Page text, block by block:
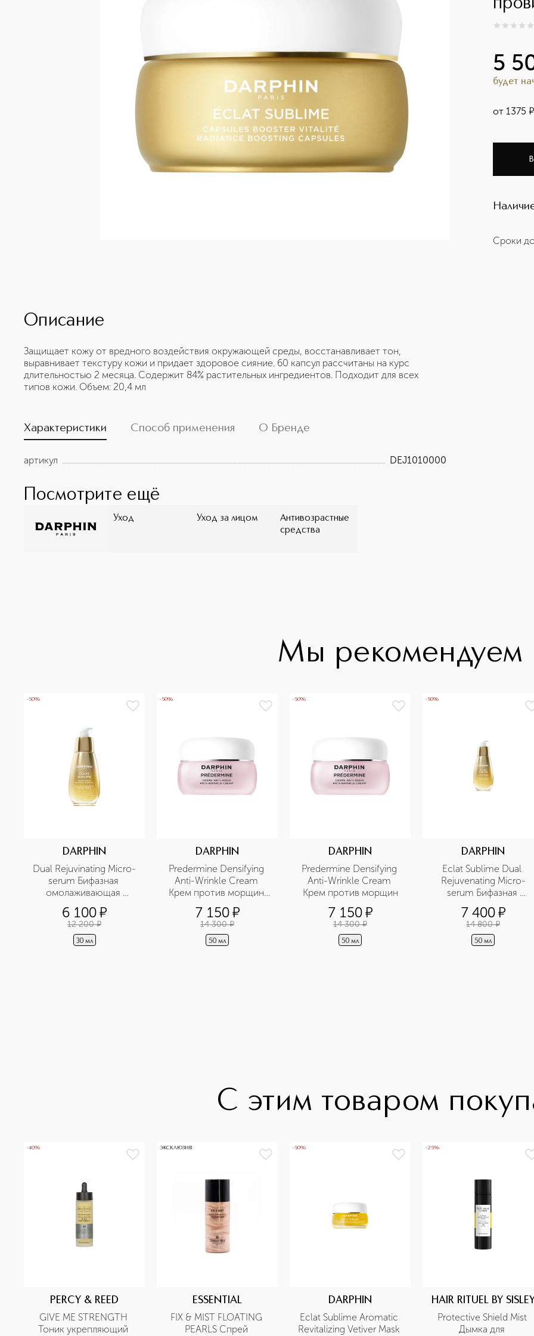
0из 0
5
будет
от 1375
Сроки
Описание
Защищает кожу от вредного воздействия окружающей среды, восстанавливает тон,
выравнивает текстуру кожи и придает здоровое сияние. 60 капсул рассчитаны на курс
длительностью 2 месяца. Содержит 84% растительных ингредиентов. Подходит для всех
типов кожи. Объем: 20,4 мл
Характеристики Способ применения О Бренде
артикул DEJ1010000
Посмотрите ещё
Уход Уход за лицом
Антивозрастные
средства
Мы рекомендуем
-50%
DARPHIN
Dual Rejuvinating Micro-
serum Бифазная
омолаживающая
сыворотка
6 100¤
12 200 ¤
30 мл
-50%
DARPHIN
Predermine Densifying
Anti-Wrinkle Cream
Крем против морщин
укрепляющий для сухой
кожи
7 150¤
14 300 ¤
50 мл
-50%
DARPHIN
Predermine Densifying
Anti-Wrinkle Cream
Крем против морщин
7 150¤
14 300 ¤
50 мл
-50%
DARPHIN
Eclat Sublime Dual
Rejuvenating Micro-
serum Бифазная
омолаживающая
сыворотка
7 400¤
14 800 ¤
50 мл
С этим товаром
-40%
PERCY & REED
GIVE ME STRENGTH
Тоник укрепляющий
ЭКСКЛЮЗИВ
ESSENTIAL
FIX & MIST FLOATING
PEARLS Спрей
-50%
DARPHIN
Eclat Sublime Aromatic
Revitalizing Vetiver Mask
-25%
HAIR RITUEL BY
Protective Shield Mist
Дымка для